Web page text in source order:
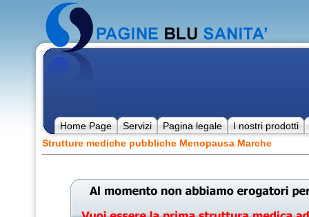
Home Page Servizi Pagina legale
I nostri prodotti
Strutture mediche pubbliche Menopausa Marche